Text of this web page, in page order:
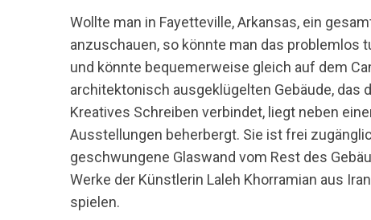
Wollte man in Fayetteville, Arkansas, ein
anzuschauen, so könnte man das problemlos
und könnte bequemerweise gleich auf dem
architektonisch ausgeklügelten Gebäude, das
Kreatives Schreiben verbindet, liegt neben
Ausstellungen beherbergt. Sie ist frei
geschwungene Glaswand vom Rest des
Werke der Künstlerin Laleh Khorramian aus
spielen.